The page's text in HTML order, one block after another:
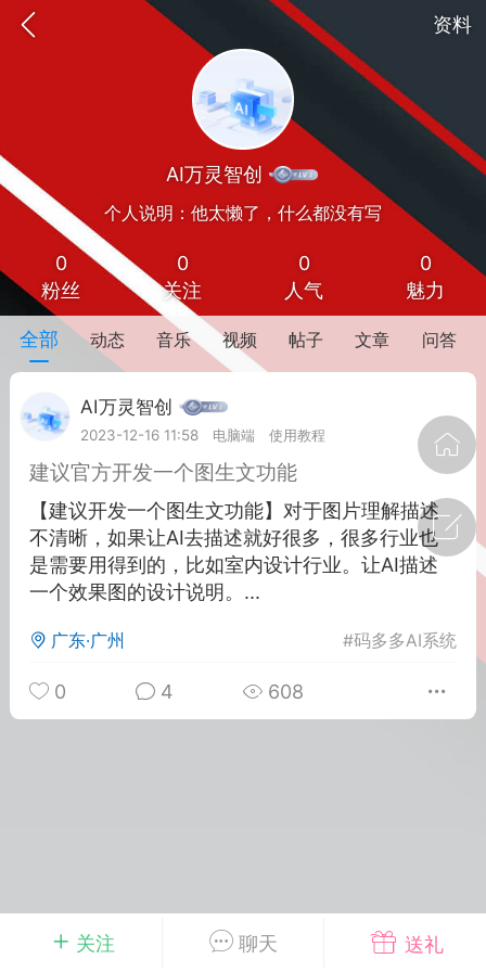
资料
10:10 电脑端 智狐AI工作台
中英翻译
事想用上客户端...
#智狐AI工作台
1 27
聚合API
26 00:53
公开内容
可选择的最强模型。
注接入效率、调用成本和企业报销流程
关注 聊天 送礼
AI万灵智创
个人说明：他太懒了，什么都没有写
0
粉丝
0
关注
0
人气
0
魅力
全部 动态 音乐 视频 帖子 文章 问答
AI万灵智创
2023-12-16 11:58 电脑端 使用教程
建议官方开发一个图生文功能
【建议开发一个图生文功能】对于图片理解描述
不清晰，如果让AI去描述就好很多，很多行业也
是需要用得到的，比如室内设计行业。让AI描述
一个效果图的设计说明。...
广东·广州 #码多多AI系统
0 4 608